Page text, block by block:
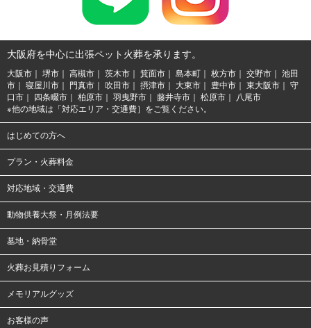
大阪府を中心に出張ペット火葬を承ります。
大阪市 堺市 高槻市 茨木市 箕面市 島本町 枚方市 交野市
池田
市
寝屋川市 門真市 吹田市 摂津市 大東市 豊中市 東大阪市
守
口市
四条畷市 柏原市 羽曳野市 藤井寺市 松原市
八尾市
※他の地域は「対応エリア・交通費］をご覧ください。
はじめての方へ
プラン・火葬料金
対応地域・交通費
動物供養大祭・月例法要
墓地・納骨堂
火葬お見積りフォーム
メモリアルグッズ
お客様の声